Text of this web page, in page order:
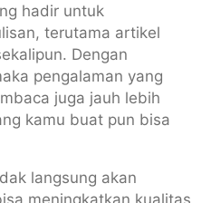
hadir untuk
terutama artikel
Dengan
pengalaman yang
juga jauh lebih
kamu buat pun bisa
langsung akan
meningkatkan kualitas